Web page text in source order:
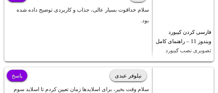
فارسی کردن کیبورد
ویندوز 11 – راهنمای کامل
تصویری نصب کیبورد
فارسی
سلام خداقوت بسیار عالی، جذاب و کاربردی توضیح داده شده
بود.
نیلوفر عبدی
سلام وقت بخیر، برای اسلایدها زمان تعیین کردم تا اسلاید سوم
پاسخ